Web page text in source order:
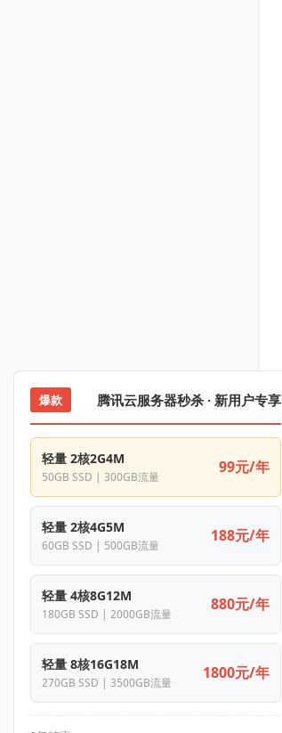
爆款 腾讯云服务器秒杀 · 新用户专享
轻量 2核2G4M
50GB SSD | 300GB流量
99元/年
轻量 2核4G5M
60GB SSD | 500GB流量
188元/年
轻量 4核8G12M
180GB SSD | 2000GB流量
880元/年
轻量 8核16G18M
270GB SSD | 3500GB流量
1800元/年